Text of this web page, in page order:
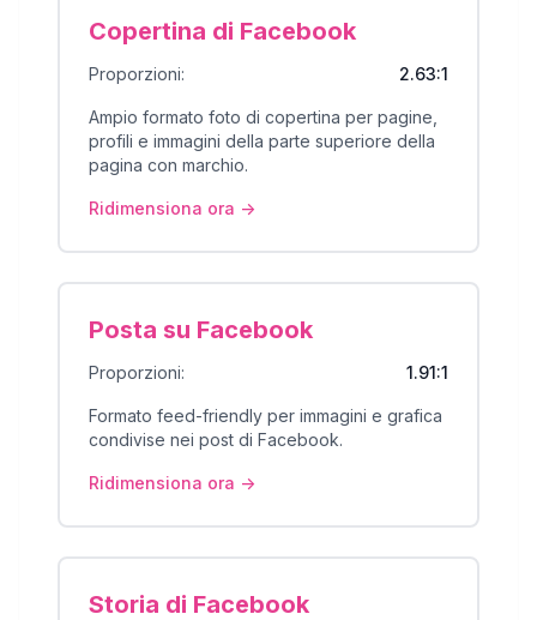
Copertina di Facebook
Proporzioni: 2.63:1
Ampio formato foto di copertina per pagine,
profili e immagini della parte superiore della
pagina con marchio.
Ridimensiona ora ->
Posta su Facebook
Proporzioni: 1.91:1
Formato feed-friendly per immagini e grafica
condivise nei post di Facebook.
Ridimensiona ora ->
Storia di Facebook